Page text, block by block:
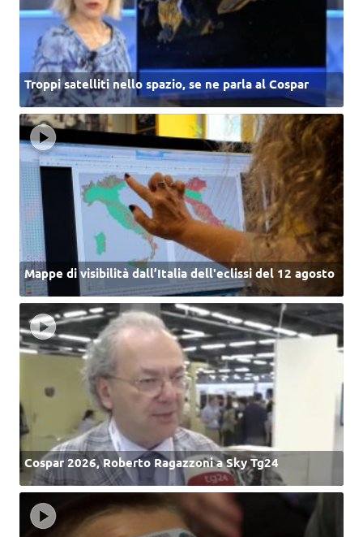
Troppi satelliti nello spazio, se ne parla al Cospar
Mappe di visibilità dall’Italia dell'eclissi del 12 agosto
Cospar 2026, Roberto Ragazzoni a Sky Tg24